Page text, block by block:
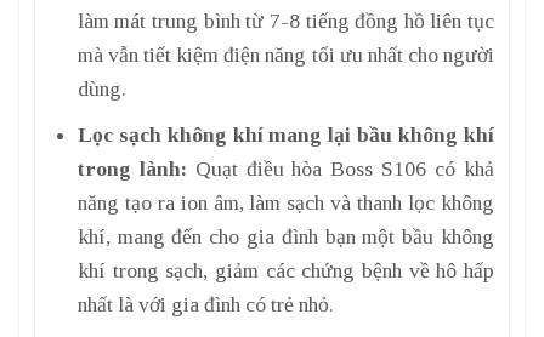
làm mát trung bình từ 7-8 tiếng đồng hồ liên tục
mà vẫn tiết kiệm điện năng tối ưu nhất cho người
dùng.
Lọc sạch không khí mang lại bầu không khí
trong lành: Quạt điều hòa Boss S106 có khả
năng tạo ra ion âm, làm sạch và thanh lọc không
khí, mang đến cho gia đình bạn một bầu không
khí trong sạch, giảm các chứng bệnh về hô hấp
nhất là với gia đình có trẻ nhỏ.